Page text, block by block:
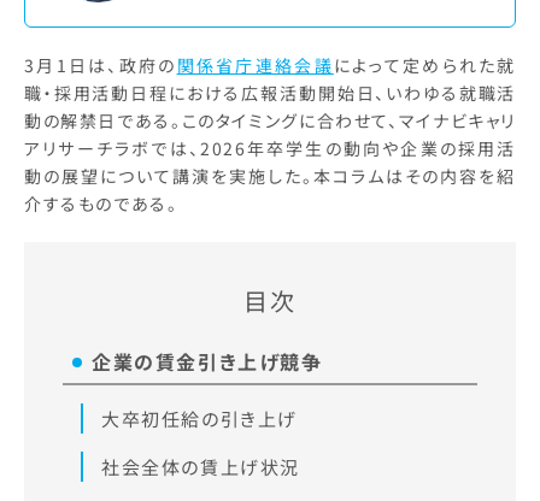
3月1日は、政府の 関係省庁連絡会議によって定められた就
職・採用活動日程における広報活動開始日、いわゆる就職活
動の解禁日である。このタイミングに合わせて、マイナビキャリ
アリサーチラボでは、2026年卒学生の動向や企業の採用活
動の展望について講演を実施した。本コラムはその内容を紹
介するものである。
目次
企業の賃金引き上げ競争
大卒初任給の引き上げ
社会全体の賃上げ状況